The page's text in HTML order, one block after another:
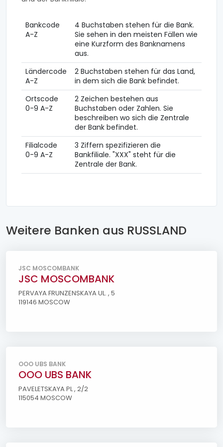
Bankcode
A-Z
4 Buchstaben stehen für die Bank.
Sie sehen in den meisten Fällen wie
eine Kurzform des Banknamens
aus.
Ländercode
A-Z
2 Buchstaben stehen für das Land,
in dem sich die Bank befindet.
Ortscode
0-9 A-Z
2 Zeichen bestehen aus
Buchstaben oder Zahlen. Sie
beschreiben wo sich die Zentrale
der Bank befindet.
Filialcode
0-9 A-Z
3 Ziffern spezifizieren die
Bankfiliale. "XXX" steht für die
Zentrale der Bank.
Weitere Banken aus RUSSLAND
JSC MOSCOMBANK
JSC MOSCOMBANK
PERVAYA FRUNZENSKAYA UL. , 5
119146 MOSCOW
OOO UBS BANK
OOO UBS BANK
PAVELETSKAYA PL , 2/2
115054 MOSCOW